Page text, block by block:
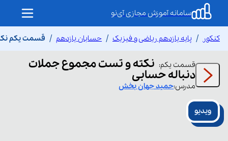
سامانه آموزش مجازی آی‌نو
کنکور پایه یازدهم ریاضی و فیزیک حسابان یازدهم قسمت یکم
قسمت یکم: نکته و تست مجموع جملات
دنباله حسابی
مدرس:حمیدجهان بخش
ویدیو